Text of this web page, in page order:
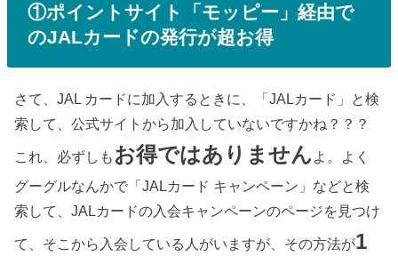
①ポイントサイト「モッピー」経由で
のJALカードの発行が超お得
さて、JAL カードに加入するときに、「JALカード」と検
索して、公式サイトから加入していないですかね？？？
これ、必ずしも お得ではありませんよ。よく
グーグルなんかで「JALカード キャンペーン」などと検
索して、JALカードの入会キャンペーンのページを見つけ
て、そこから入会している人がいますが、その方法が1